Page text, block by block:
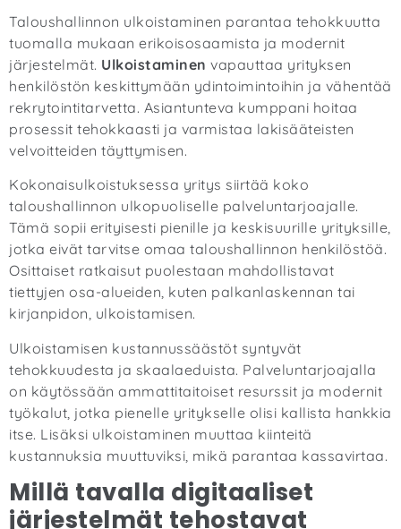
Taloushallinnon ulkoistaminen parantaa tehokkuutta
tuomalla mukaan erikoisosaamista ja modernit
järjestelmät. Ulkoistaminen vapauttaa yrityksen
henkilöstön keskittymään ydintoimintoihin ja vähentää
rekrytointitarvetta. Asiantunteva kumppani hoitaa
prosessit tehokkaasti ja varmistaa lakisääteisten
velvoitteiden täyttymisen.
Kokonaisulkoistuksessa yritys siirtää koko
taloushallinnon ulkopuoliselle palveluntarjoajalle.
Tämä sopii erityisesti pienille ja keskisuurille yrityksille,
jotka eivät tarvitse omaa taloushallinnon henkilöstöä.
Osittaiset ratkaisut puolestaan mahdollistavat
tiettyjen osa-alueiden, kuten palkanlaskennan tai
kirjanpidon, ulkoistamisen.
Ulkoistamisen kustannussäästöt syntyvät
tehokkuudesta ja skaalaeduista. Palveluntarjoajalla
on käytössään ammattitaitoiset resurssit ja modernit
työkalut, jotka pienelle yritykselle olisi kallista hankkia
itse. Lisäksi ulkoistaminen muuttaa kiinteitä
kustannuksia muuttuviksi, mikä parantaa kassavirtaa.
Millä tavalla digitaaliset
järjestelmät tehostavat